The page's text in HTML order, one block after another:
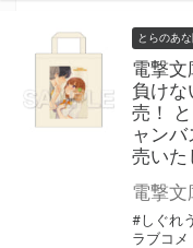
とらのあ
電撃文
負け
売！
ャン
売いた
#しぐれ
ラブコメ